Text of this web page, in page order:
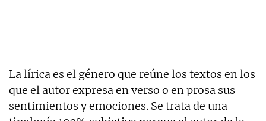
La lírica es el género que reúne los textos en los
que el autor expresa en verso o en prosa sus
sentimientos y emociones. Se trata de una